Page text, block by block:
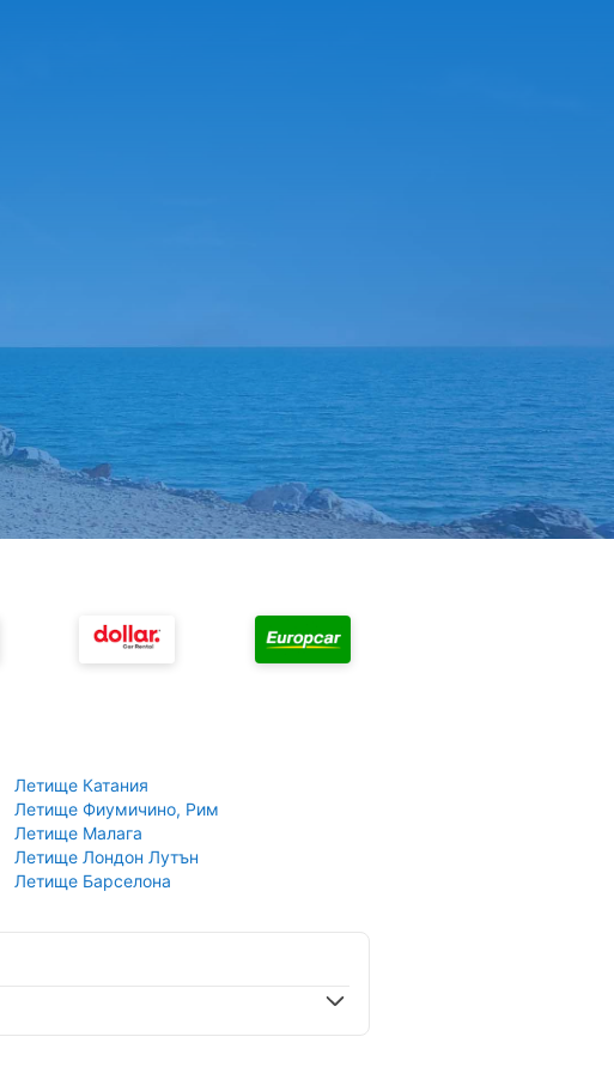
Летище Катания
Летище Фиумичино, Рим
Летище Малага
Летище Лондон Лутън
Летище Барселона